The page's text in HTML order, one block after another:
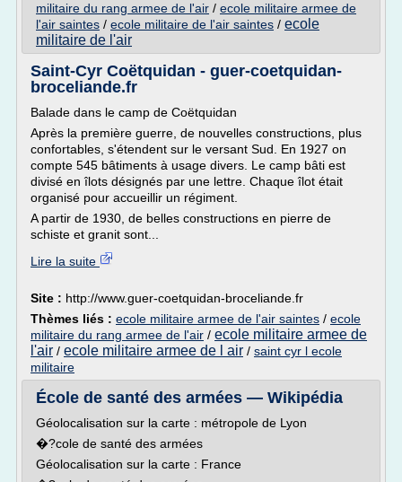
militaire du rang armee de l'air / ecole militaire armee de
l'air saintes / ecole militaire de l'air saintes / ecole
militaire de l'air
Saint-Cyr Coëtquidan - guer-coetquidan-
broceliande.fr
Balade dans le camp de Coëtquidan
Après la première guerre, de nouvelles constructions, plus
confortables, s'étendent sur le versant Sud. En 1927 on
compte 545 bâtiments à usage divers. Le camp bâti est
divisé en îlots désignés par une lettre. Chaque îlot était
organisé pour accueillir un régiment.
A partir de 1930, de belles constructions en pierre de
schiste et granit sont...
Lire la suite
Site : http://www.guer-coetquidan-broceliande.fr
Thèmes liés : ecole militaire armee de l'air saintes / ecole
militaire du rang armee de l'air / ecole militaire armee de
l'air / ecole militaire armee de l air / saint cyr l ecole
militaire
École de santé des armées — Wikipédia
Géolocalisation sur la carte : métropole de Lyon
�?cole de santé des armées
Géolocalisation sur la carte : France